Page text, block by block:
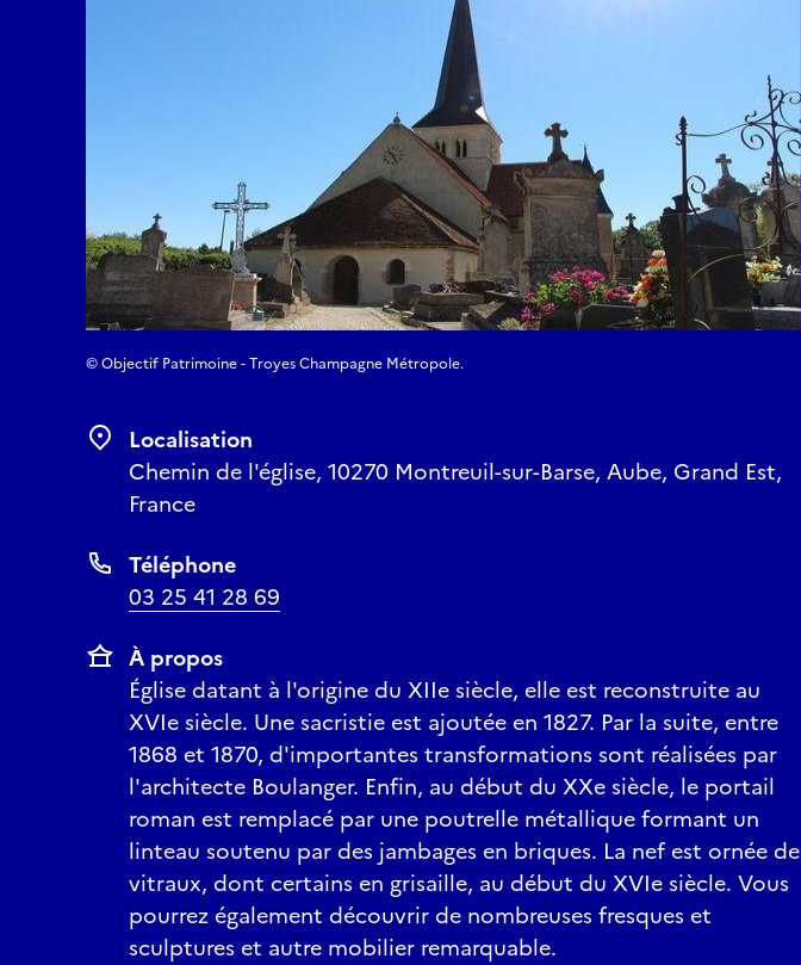
© Objectif Patrimoine - Troyes Champagne Métropole.
Localisation
Chemin de l'église, 10270 Montreuil-sur-Barse, Aube, Grand Est,
France
Téléphone
03 25 41 28 69
À propos
Église datant à l'origine du XIIe siècle, elle est reconstruite au
XVIe siècle. Une sacristie est ajoutée en 1827. Par la suite, entre
1868 et 1870, d'importantes transformations sont réalisées par
l'architecte Boulanger. Enfin, au début du XXe siècle, le portail
roman est remplacé par une poutrelle métallique formant un
linteau soutenu par des jambages en briques. La nef est ornée de
vitraux, dont certains en grisaille, au début du XVIe siècle. Vous
pourrez également découvrir de nombreuses fresques et
sculptures et autre mobilier remarquable.